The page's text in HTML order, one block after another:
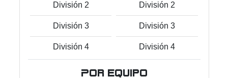
División 2
División 3
División 4
División 2
División 3
División 4
Por equipo